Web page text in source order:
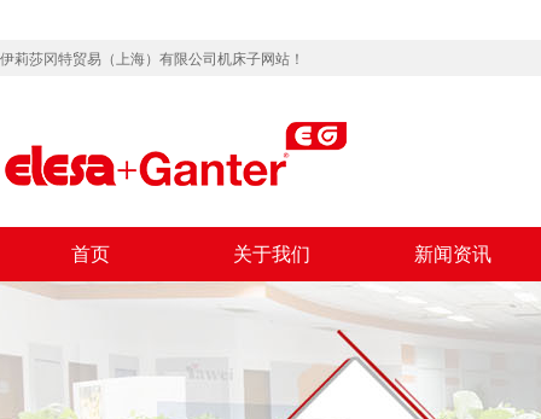
伊莉莎冈特贸易（上海）有限公司机床子网站！
首页 关于我们 新闻资讯